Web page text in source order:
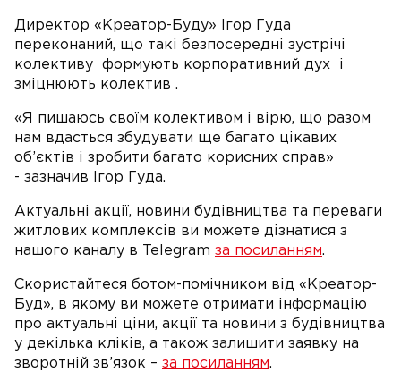
Директор «Креатор-Буду» Ігор Гуда
переконаний, що такі безпосередні зустрічі
колективу формують корпоративний дух і
зміцнюють колектив .
«Я пишаюсь своїм колективом і вірю, що разом
нам вдасться збудувати ще багато цікавих
об’єктів і зробити багато корисних справ»
- зазначив Ігор Гуда.
Актуальні акції, новини будівництва та переваги
житлових комплексів ви можете дізнатися з
нашого каналу в Telegram за посиланням.
Скористайтеся ботом-помічником від «Креатор-
Буд», в якому ви можете отримати інформацію
про актуальні ціни, акції та новини з будівництва
у декілька кліків, а також залишити заявку на
зворотній зв’язок – за посиланням.